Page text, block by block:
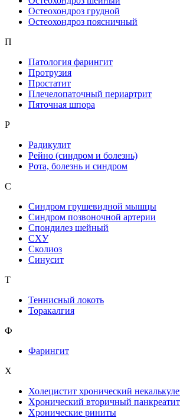
Остеохондроз грудной
Остеохондроз поясничный
П
Патология фарингит
Протрузия
Простатит
Плечелопаточный периартрит
Пяточная шпора
Р
Радикулит
Рейно (синдром и болезнь)
Рота, болезнь и синдром
С
Синдром грушевидной мышцы
Синдром позвоночной артерии
Спондилез шейный
СХУ
Сколиоз
Синусит
Т
Теннисный локоть
Торакалгия
Ф
Фарингит
X
Холецистит хронический
Хронический вторичный панкреатит
Хронические риниты